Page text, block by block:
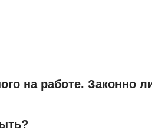
на работе. Законно